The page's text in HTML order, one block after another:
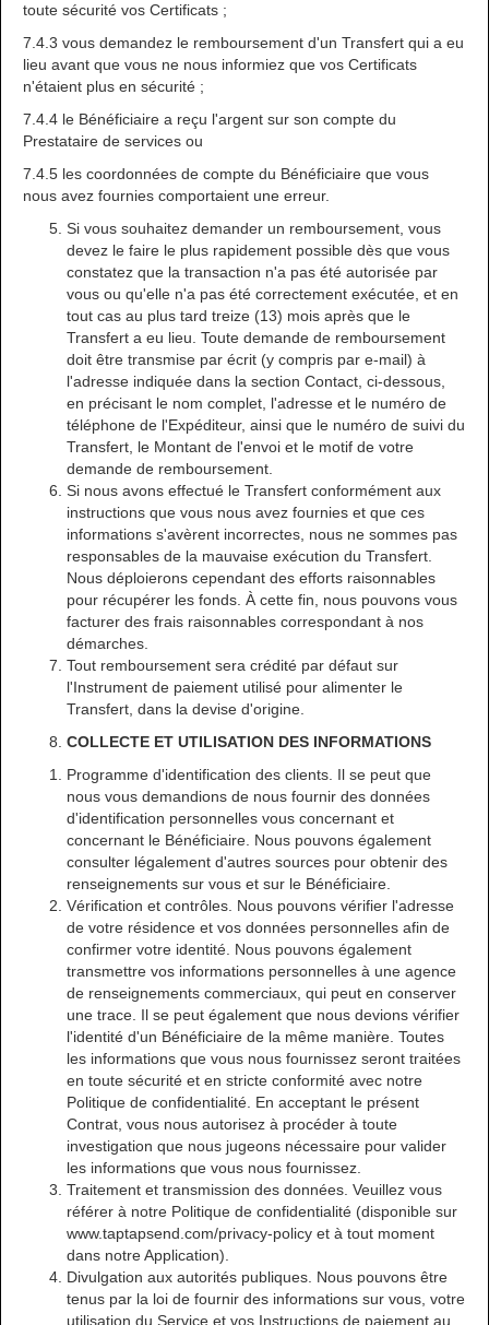
toute sécurité vos Certificats ;
7.4.3 vous demandez le remboursement d'un Transfert qui a eu
lieu avant que vous ne nous informiez que vos Certificats
n'étaient plus en sécurité ;
7.4.4 le Bénéficiaire a reçu l'argent sur son compte du
Prestataire de services ou
7.4.5 les coordonnées de compte du Bénéficiaire que vous
nous avez fournies comportaient une erreur.
Si vous souhaitez demander un remboursement, vous
devez le faire le plus rapidement possible dès que vous
constatez que la transaction n'a pas été autorisée par
vous ou qu'elle n'a pas été correctement exécutée, et en
tout cas au plus tard treize (13) mois après que le
Transfert a eu lieu. Toute demande de remboursement
doit être transmise par écrit (y compris par e-mail) à
l'adresse indiquée dans la section Contact, ci-dessous,
en précisant le nom complet, l'adresse et le numéro de
téléphone de l'Expéditeur, ainsi que le numéro de suivi du
Transfert, le Montant de l'envoi et le motif de votre
demande de remboursement.
Si nous avons effectué le Transfert conformément aux
instructions que vous nous avez fournies et que ces
informations s'avèrent incorrectes, nous ne sommes pas
responsables de la mauvaise exécution du Transfert.
Nous déploierons cependant des efforts raisonnables
pour récupérer les fonds. À cette fin, nous pouvons vous
facturer des frais raisonnables correspondant à nos
démarches.
Tout remboursement sera crédité par défaut sur
l'Instrument de paiement utilisé pour alimenter le
Transfert, dans la devise d'origine.
COLLECTE ET UTILISATION DES INFORMATIONS
Programme d'identification des clients. Il se peut que
nous vous demandions de nous fournir des données
d'identification personnelles vous concernant et
concernant le Bénéficiaire. Nous pouvons également
consulter légalement d'autres sources pour obtenir des
renseignements sur vous et sur le Bénéficiaire.
Vérification et contrôles. Nous pouvons vérifier l'adresse
de votre résidence et vos données personnelles afin de
confirmer votre identité. Nous pouvons également
transmettre vos informations personnelles à une agence
de renseignements commerciaux, qui peut en conserver
une trace. Il se peut également que nous devions vérifier
l'identité d'un Bénéficiaire de la même manière. Toutes
les informations que vous nous fournissez seront traitées
en toute sécurité et en stricte conformité avec notre
Politique de confidentialité. En acceptant le présent
Contrat, vous nous autorisez à procéder à toute
investigation que nous jugeons nécessaire pour valider
les informations que vous nous fournissez.
Traitement et transmission des données. Veuillez vous
référer à notre Politique de confidentialité (disponible sur
www.taptapsend.com/privacy-policy et à tout moment
dans notre Application).
Divulgation aux autorités publiques. Nous pouvons être
tenus par la loi de fournir des informations sur vous, votre
utilisation du Service et vos Instructions de paiement au